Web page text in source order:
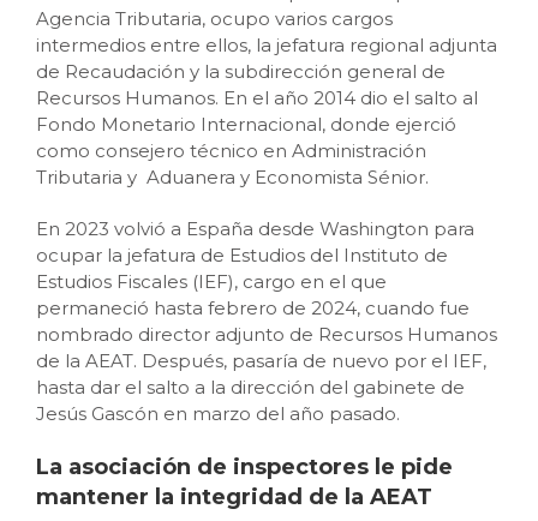
Agencia Tributaria, ocupo varios cargos
intermedios entre ellos, la jefatura regional adjunta
de Recaudación y la subdirección general de
Recursos Humanos. En el año 2014 dio el salto al
Fondo Monetario Internacional, donde ejerció
como consejero técnico en Administración
Tributaria y Aduanera y Economista Sénior.
En 2023 volvió a España desde Washington para
ocupar la jefatura de Estudios del Instituto de
Estudios Fiscales (IEF), cargo en el que
permaneció hasta febrero de 2024, cuando fue
nombrado director adjunto de Recursos Humanos
de la AEAT. Después, pasaría de nuevo por el IEF,
hasta dar el salto a la dirección del gabinete de
Jesús Gascón en marzo del año pasado.
La asociación de inspectores le pide
mantener la integridad de la AEAT